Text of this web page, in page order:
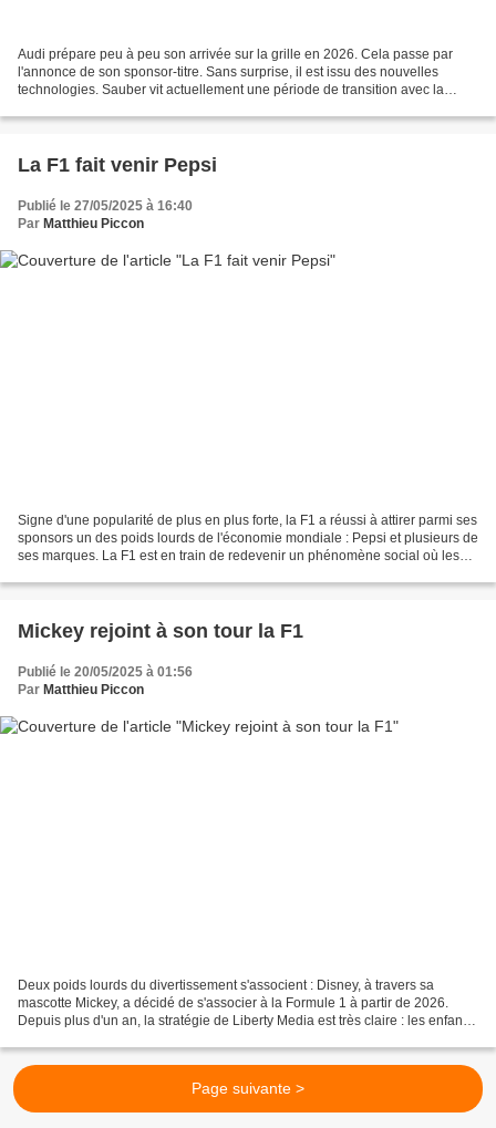
Audi prépare peu à peu son arrivée sur la grille en 2026. Cela passe par
l'annonce de son sponsor-titre. Sans surprise, il est issu des nouvelles
technologies. Sauber vit actuellement une période de transition avec la
La F1 fait venir Pepsi
Publié le 27/05/2025 à 16:40
Par Matthieu Piccon
Signe d'une popularité de plus en plus forte, la F1 a réussi à attirer parmi ses
sponsors un des poids lourds de l'économie mondiale : Pepsi et plusieurs de
ses marques. La F1 est en train de redevenir un phénomène social où les
Mickey rejoint à son tour la F1
Publié le 20/05/2025 à 01:56
Par Matthieu Piccon
Deux poids lourds du divertissement s'associent : Disney, à travers sa
mascotte Mickey, a décidé de s'associer à la Formule 1 à partir de 2026.
Depuis plus d'un an, la stratégie de Liberty Media est très claire : les enfants
Page suivante >